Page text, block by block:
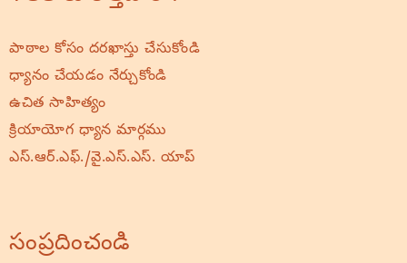
పాఠాల కోసం దరఖాస్తు చేసుకోండి
ధ్యానం చేయడం నేర్చుకోండి
ఉచిత సాహిత్యం
క్రియాయోగ ధ్యాన మార్గము
ఎస్.ఆర్.ఎఫ్./వై.ఎస్.ఎస్. యాప్
సంప్రదించండి